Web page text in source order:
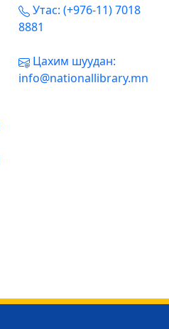
Утас: (+976-11) 7018
8881
Цахим шуудан:
info@nationallibrary.mn